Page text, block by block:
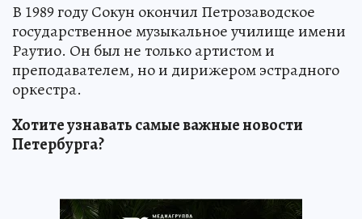
В 1989 году Сокун окончил Петрозаводское
государственное музыкальное училище имени
Раутио. Он был не только артистом и
преподавателем, но и дирижером эстрадного
оркестра.
Хотите узнавать самые важные новости
Петербурга?